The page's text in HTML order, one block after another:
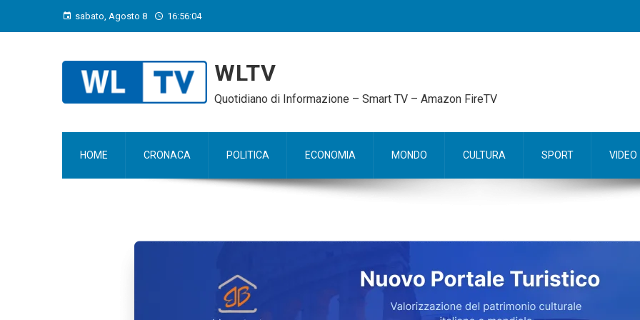
sabato, Agosto 8 16:56:06
WLTV
Quotidiano di Informazione – Smart TV – Amazon FireTV
HOME CRONACA POLITICA ECONOMIA MONDO CULTURA SPORT VIDEO